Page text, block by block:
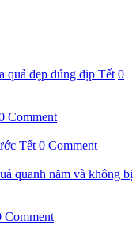
quả đẹp đúng dịp Tết 0
Comment
Tết 0 Comment
quanh năm và không bị
Comment